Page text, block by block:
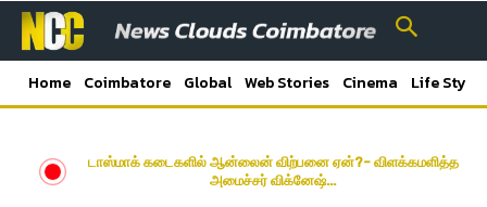
Home Coimbatore Global Web Stories Cinema Life Style
டாஸ்மாக் கடைகளில் ஆன்லைன் விற்பனை ஏன்?- விளக்கமளித்த
அமைச்சர் விக்னேஷ்…